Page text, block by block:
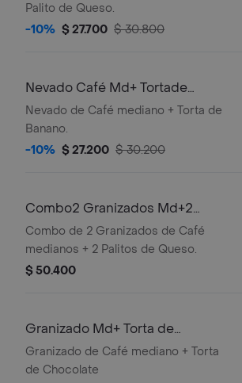
Palito de Queso.
-10% $ 27.700 $ 30.800
Nevado Café Md+ Tortade
Banano
Nevado de Café mediano + Torta de
Banano.
-10% $ 27.200 $ 30.200
Combo2 Granizados Md+2
Palitosde Queso
Combo de 2 Granizados de Café
medianos + 2 Palitos de Queso.
$ 50.400
Granizado Md+ Torta de
Chocolate
Granizado de Café mediano + Torta
de Chocolate